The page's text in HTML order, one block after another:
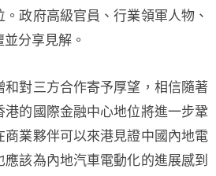
政府高級官員、行業領軍人物、
分享見解。
和對三方合作寄予厚望，相信隨著
的國際金融中心地位將進一步鞏
商業夥伴可以來港見證中國內地電
該為內地汽車電動化的進展感到